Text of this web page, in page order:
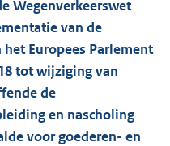
Wegenverkeerswet
van de
het Europees Parlement
tot wijziging van
de
en nascholing
voor goederen- en